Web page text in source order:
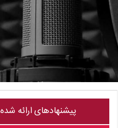
پیشنهادهای ارائه شده